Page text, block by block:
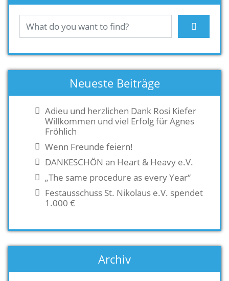
Neueste Beiträge
Adieu und herzlichen Dank Rosi Kiefer
Willkommen und viel Erfolg für Agnes
Fröhlich
Wenn Freunde feiern!
DANKESCHÖN an Heart & Heavy e.V.
„The same procedure as every Year“
Festausschuss St. Nikolaus e.V. spendet
1.000 €
Archiv